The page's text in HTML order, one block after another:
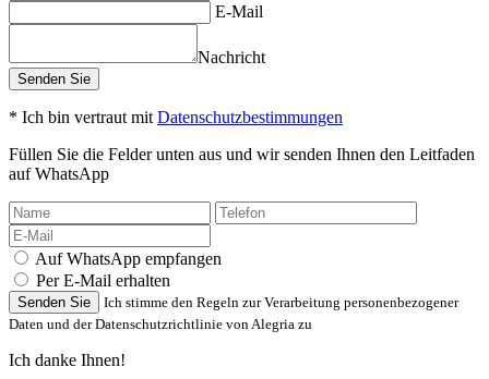
E-Mail
Nachricht
* Ich bin vertraut mit Datenschutzbestimmungen
Füllen Sie die Felder unten aus und wir senden Ihnen den Leitfaden
auf WhatsApp
Auf WhatsApp empfangen
Per E-Mail erhalten
Senden Sie
Ich stimme den Regeln zur Verarbeitung personenbezogener
Daten und der Datenschutzrichtlinie von Alegria zu
Ich danke Ihnen!